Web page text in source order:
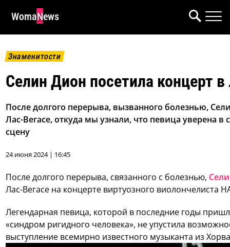
WomaNews
Знаменитости
Селин Дион посетила концерт
После долгого перерыва, вызванного болезнью,
Лас-Вегасе, откуда мы узнали, что певица уверена
сцену
24 июня 2024 | 16:45
После долгого перерыва, связанного с болезнью,
Лас-Вегасе на концерте виртуозного виолончелиста
Легендарная певица, которой в последние годы
«синдром ригидного человека», не упустила
выступление всемирно известного музыканта из